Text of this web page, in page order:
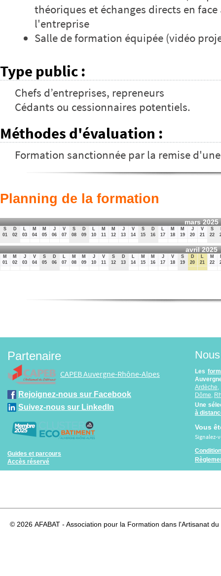
théoriques et échanges directs en
l'entreprise
Salle de formation équipée (vidéo
Type public :
Chefs d’entreprises, repreneurs
Cédants ou cessionnaires potentiels.
Méthodes d'évaluation :
Formation sanctionnée par la remise
Planning de la formation
mars 2025
S
01
D
02
03
M
04
M
05
J
06
V
07
S
08
D
09
10
M
11
M
12
J
13
V
14
S
15
D
16
17
M
18
M
19
J
20
V
21
S
22
avril 2025
M
01
M
02
J
03
V
04
S
05
D
06
07
M
08
M
09
J
10
V
11
S
12
D
13
14
M
15
M
16
J
17
V
18
S
19
D
20
21
M
22
Partenaire
CAPEB Auvergne-Rhône-Alpes
Rejoignez-nous sur Facebook
Suivez-nous sur LinkedIn
Guides et parcours
Accès réservé
Les
Ardèche
Dôme,
Une
à
Vous
Signalez-
© 2026 AFABAT - Association pour la Formation dans l'Artisanat du